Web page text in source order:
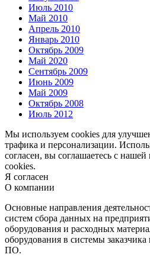
Июль 2010
Май 2010
Апрель 2010
Январь 2010
Октябрь 2009
Май 2020
Сентябрь 2009
Июнь 2009
Май 2009
Октябрь 2008
Июль 2012
Мы используем cookies для
трафика и персонализации.
согласен, вы соглашаетесь с
cookies.
Я согласен
О компании
Основные направления
систем сбора данных на
оборудования и расходных
оборудования в системы заказчика
ПО.